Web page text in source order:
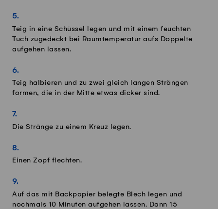
Teig in eine Schüssel legen und mit einem feuchten
Tuch zugedeckt bei Raumtemperatur aufs Doppelte
aufgehen lassen.
Teig halbieren und zu zwei gleich langen Strängen
formen, die in der Mitte etwas dicker sind.
Die Stränge zu einem Kreuz legen.
Einen Zopf flechten.
Auf das mit Backpapier belegte Blech legen und
nochmals 10 Minuten aufgehen lassen. Dann 15